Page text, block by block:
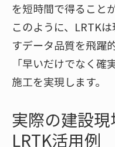
を短時間で得ること
このように、LRTK
すデータ品質を飛躍
「早いだけでなく確
施工を実現します。
実際の建設
LRTK活用例